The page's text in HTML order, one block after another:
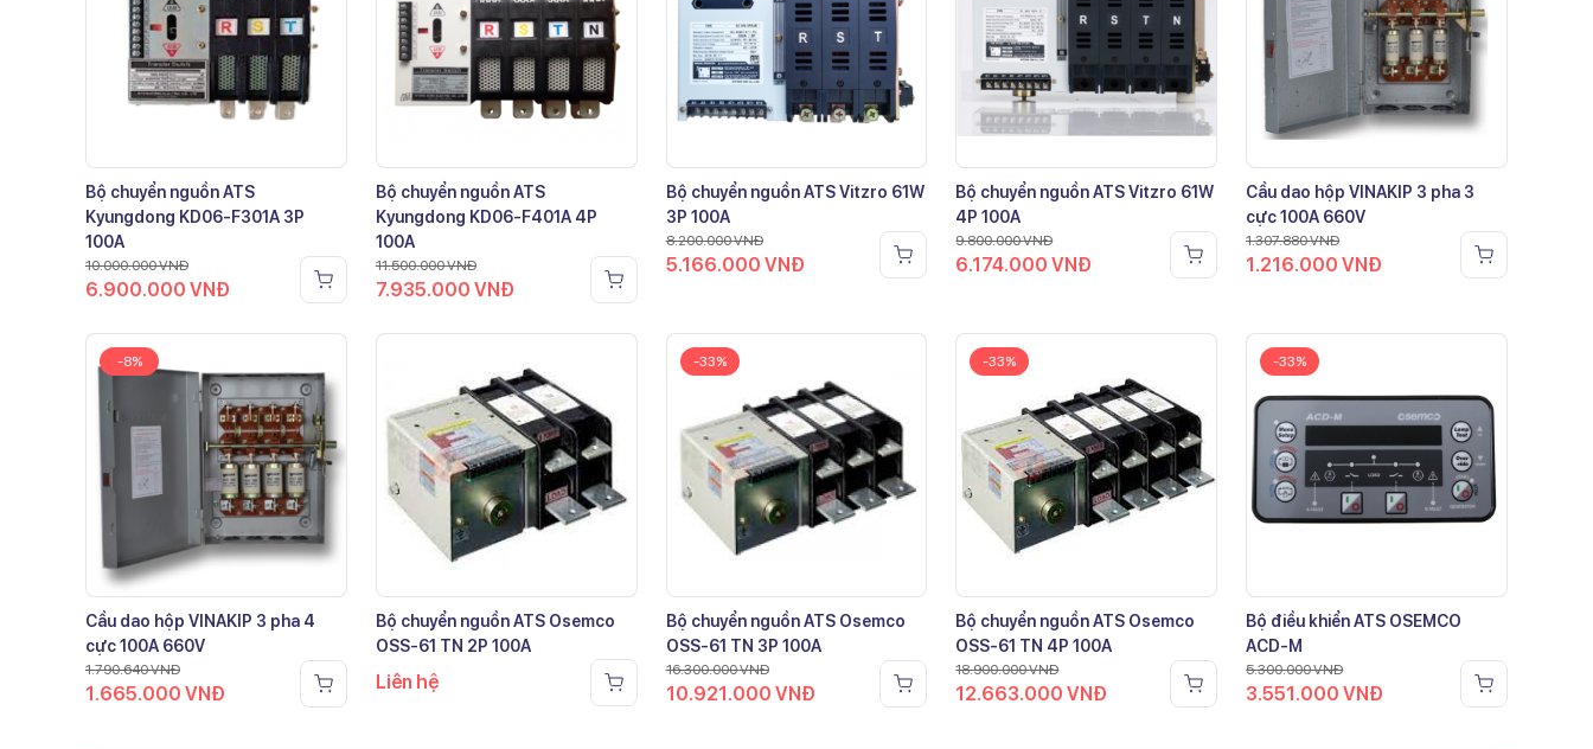
Bộ chuyển nguồn ATS
Kyungdong KD06-F301A 3P
100A
10.000.000VNĐ
6.900.000 VNĐ
Bộ chuyển nguồn ATS
Kyungdong KD06-F401A 4P
100A
11.500.000VNĐ
7.935.000 VNĐ
Bộ chuyển nguồn ATS Vitzro 61W
3P 100A
8.200.000VNĐ
5.166.000 VNĐ
Bộ chuyển nguồn ATS Vitzro 61W
4P 100A
9.800.000VNĐ
6.174.000VNĐ
Cầu dao hộp VINAKIP 3 pha 3
cực 100A 660V
1.307.880VNĐ
1.216.000VNĐ
-8%
Cầu dao hộp VINAKIP 3 pha 4
cực 100A 660V
1.790.640VNĐ
1.665.000 VNĐ
Bộ chuyển nguồn ATS Osemco
OSS-61 TN 2P 100A
Liên hệ
-33%
Bộ chuyển nguồn ATS Osemco
OSS-61 TN 3P 100A
16.300.000VNĐ
10.921.000 VNĐ
-33%
Bộ chuyển nguồn ATS Osemco
OSS-61 TN 4P 100A
18.900.000VNĐ
12.663.000VNĐ
-33%
Bộ điều khiển ATS OSEMCO
ACD-M
5.300.000VNĐ
3.551.000VNĐ